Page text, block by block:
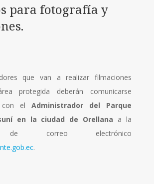
para fotografía y
que van a realizar filmaciones
protegida deberán comunicarse
con elAdministrador del Parque
en la ciudad de Orellana a la
de correo electrónico
.